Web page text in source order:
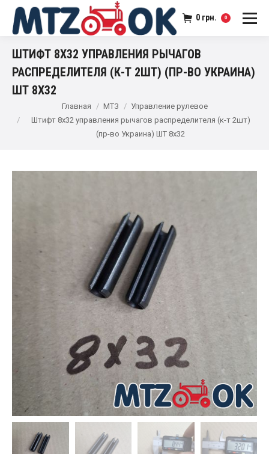
0 грн. 0
ШТИФТ 8Х32 УПРАВЛЕНИЯ РЫЧАГОВ
РАСПРЕДЕЛИТЕЛЯ (К-Т 2ШТ) (ПР-ВО УКРАИНА)
ШТ 8Х32
Главная МТЗ
Управление рулевое
Штифт 8х32 управления рычагов распределителя (к-т 2шт)
(пр-во Украина) ШТ 8х32